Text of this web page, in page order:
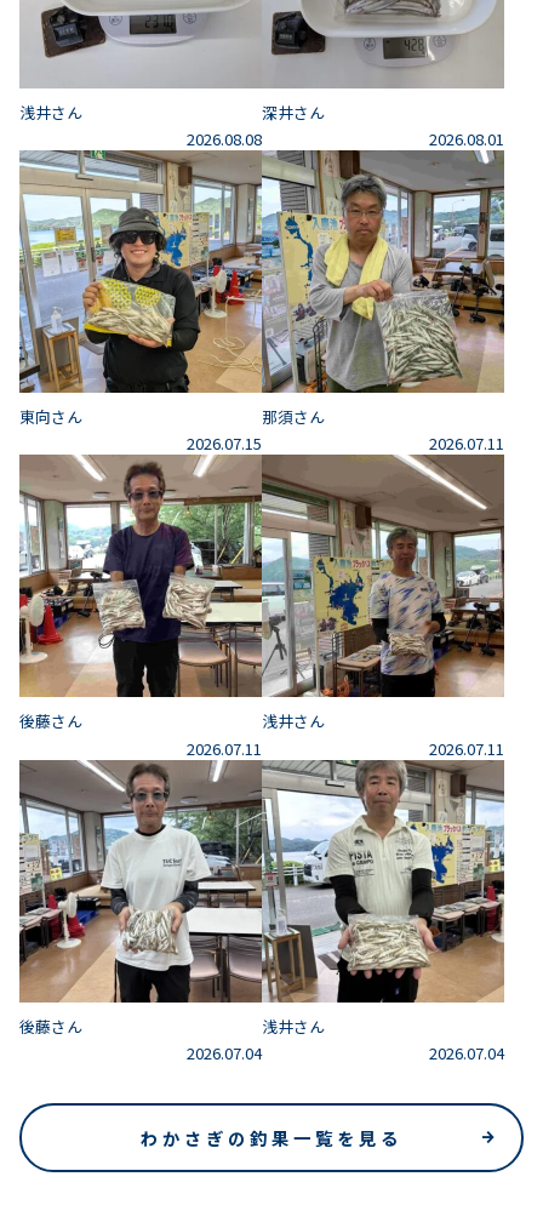
浅井さん
2026.08.08
深井さん
2026.08.01
東向さん
2026.07.15
那須さん
2026.07.11
後藤さん
2026.07.11
浅井さん
2026.07.11
後藤さん
2026.07.04
浅井さん
2026.07.04
わかさぎの釣果一覧を見る